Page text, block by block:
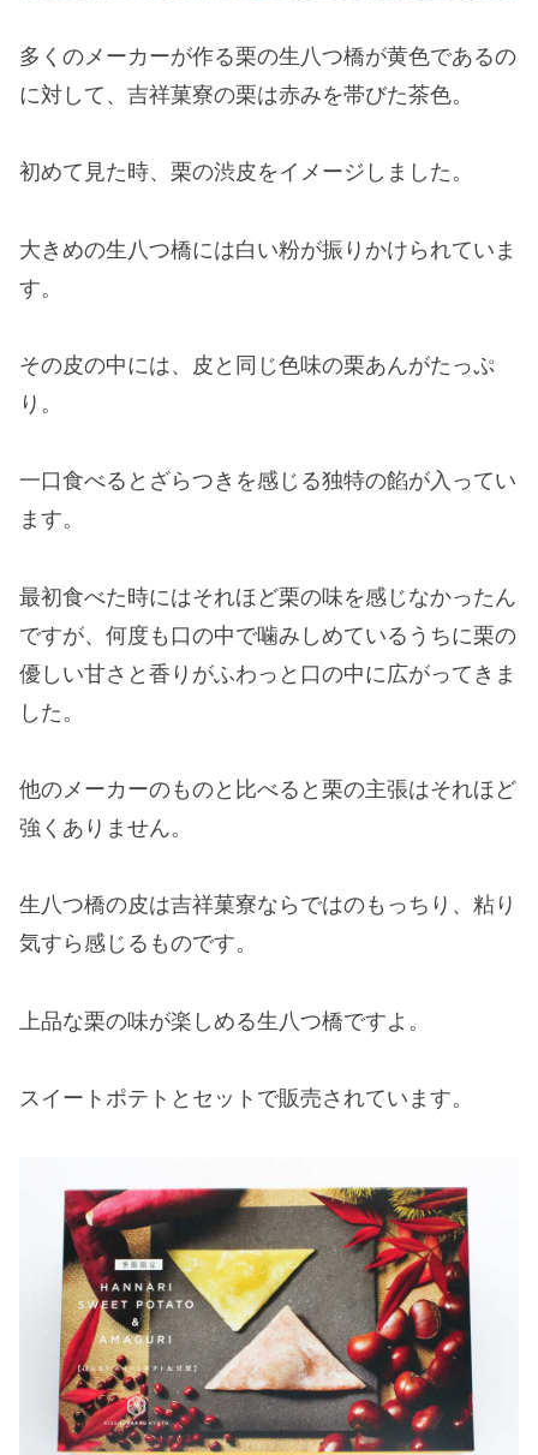
多くのメーカーが作る栗の生八つ橋が黄色であるの
に対して、吉祥菓寮の栗は赤みを帯びた茶色。
初めて見た時、栗の渋皮をイメージしました。
大きめの生八つ橋には白い粉が振りかけられていま
す。
その皮の中には、皮と同じ色味の栗あんがたっぷ
り。
一口食べるとざらつきを感じる独特の餡が入ってい
ます。
最初食べた時にはそれほど栗の味を感じなかったん
ですが、何度も口の中で噛みしめているうちに栗の
優しい甘さと香りがふわっと口の中に広がってきま
した。
他のメーカーのものと比べると栗の主張はそれほど
強くありません。
生八つ橋の皮は吉祥菓寮ならではのもっちり、粘り
気すら感じるものです。
上品な栗の味が楽しめる生八つ橋ですよ。
スイートポテトとセットで販売されています。